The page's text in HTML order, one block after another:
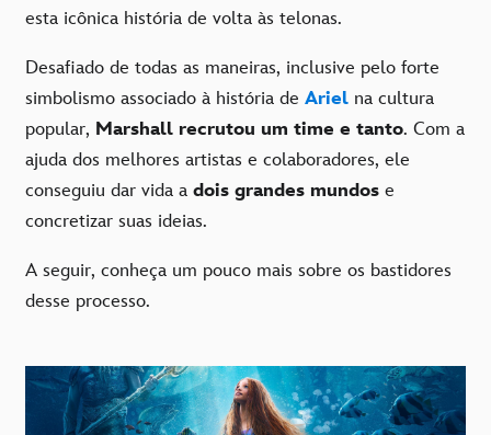
esta icônica história de volta às telonas.
Desafiado de todas as maneiras, inclusive pelo forte
simbolismo associado à história de Ariel na cultura
popular, Marshall recrutou um time e tanto. Com a
ajuda dos melhores artistas e colaboradores, ele
conseguiu dar vida a dois grandes mundos e
concretizar suas ideias.
A seguir, conheça um pouco mais sobre os bastidores
desse processo.